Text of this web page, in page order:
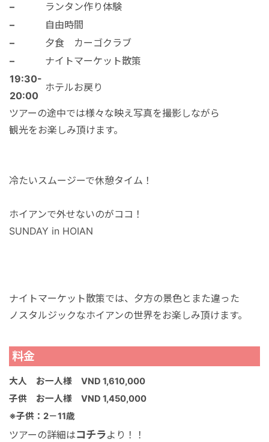
–
ランタン作り体験
–
自由時間
–
夕食 カーゴクラブ
–
ナイトマーケット散策
19:30-
20:00
ホテルお戻り
ツアーの途中では様々な映え写真を撮影しながら
観光をお楽しみ頂けます。
冷たいスムージーで休憩タイム！
ホイアンで外せないのがココ！
SUNDAY in HOIAN
ナイトマーケット散策では、夕方の景色とまた違った
ノスタルジックなホイアンの世界をお楽しみ頂けます。
料金
大人 お一人様 VND 1,610,000
子供 お一人様 VND 1,450,000
※子供：2－11歳
ツアーの詳細はコチラより！！